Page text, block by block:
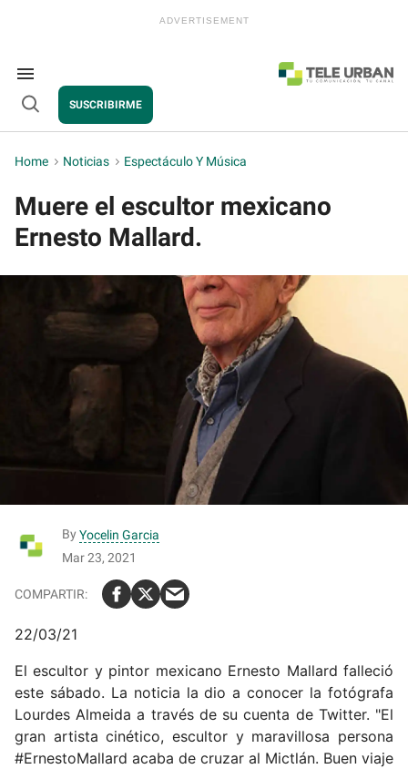
Search
&
Section
Navigation
Open
SUSCRIBIRME
Home > Noticias > Espectáculo Y Música
Muere el escultor mexicano
Ernesto Mallard.
By Yocelin Garcia
Mar 23, 2021
22/03/21
El escultor y pintor mexicano Ernesto Mallard falleció
este sábado. La noticia la dio a conocer la fotógrafa
Lourdes Almeida a través de su cuenta de Twitter. "El
gran artista cinético, escultor y maravillosa persona
#ErnestoMallard acaba de cruzar al Mictlán. Buen viaje